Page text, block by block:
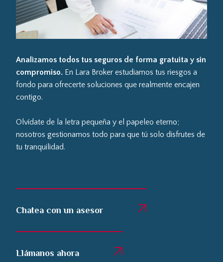
Analizamos todos tus seguros de forma gratuita y sin
compromiso.En Lara Broker estudiamos tus riesgos a
fondo para ofrecerte soluciones que realmente encajen
contigo.
Olvídate de la letra pequeña y el papeleo eterno;
nosotros gestionamos todo para que tú solo disfrutes de
tu tranquilidad.
Chatea con un asesor
Llámanos ahora